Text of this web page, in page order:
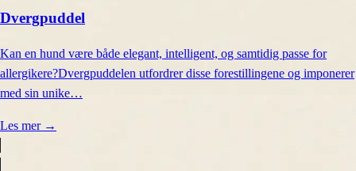
Dvergpuddel
Kan en hund være både elegant, intelligent, og samtidig passe for
allergikere?Dvergpuddelen utfordrer disse forestillingene og imponerer
med sin unike…
Les mer →